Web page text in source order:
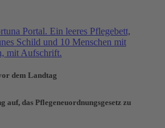
dem Landtag
auf, das Pflegeneuordnungsgesetz zu